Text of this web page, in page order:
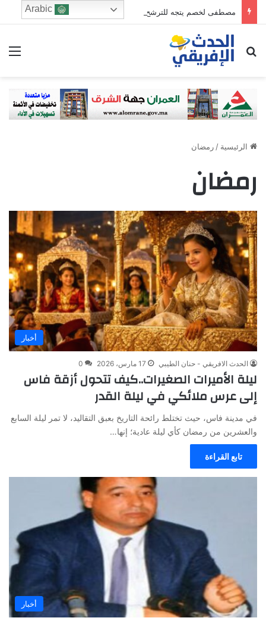
مصطفى لخصم يتجه للترشح في دائرة فاس الجنوبي
ابحث عن
الرئيسية /رمضان
رمضان
أخبار
الحدث الافريقي - حنان الطيبي 17 مارس، 2026 0
ليلة الأميرات الصغيرات..كيف تتحول أزقة فاس
إلى عرس ملائكي في ليلة القدر
في مدينة فاس، حيث تختلط رائحة التاريخ بعبق التقاليد، لا تمر ليلة السابع
والعشرين من رمضان كأي ليلة عادية؛ إنها…
تابع القراءة
أخبار
Arabic